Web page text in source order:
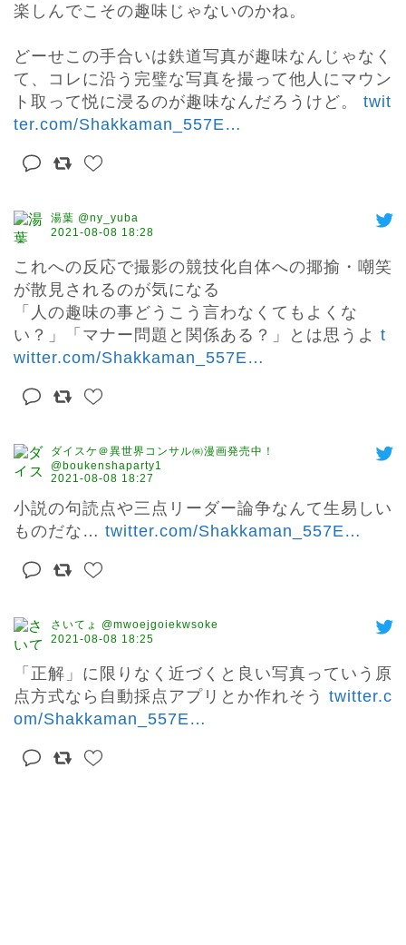
楽しんでこその趣味じゃないのかね。
どーせこの手合いは鉄道写真が趣味なんじゃなく
て、コレに沿う完璧な写真を撮って他人にマウン
ト取って悦に浸るのが趣味なんだろうけど。 twit
ter.com/Shakkaman_557E …
湯葉 @ny_yuba
2021-08-08 18:28
これへの反応で撮影の競技化自体への揶揄・嘲笑
が散見されるのが気になる
「人の趣味の事どうこう言わなくてもよくな
い？」「マナー問題と関係ある？」とは思うよ t
witter.com/Shakkaman_557E …
ダイスケ＠異世界コンサル㈱漫画発売中！
@boukenshaparty1
2021-08-08 18:27
小説の句読点や三点リーダー論争なんて生易しい
ものだな… twitter.com/Shakkaman_557E …
さいてょ @mwoejgoiekwsoke
2021-08-08 18:25
「正解」に限りなく近づくと良い写真っていう原
点方式なら自動採点アプリとか作れそう twitter.c
om/Shakkaman_557E …